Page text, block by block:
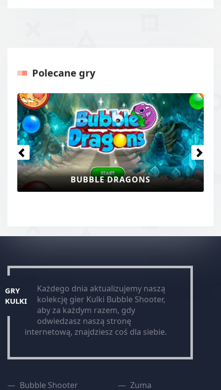
Polecane gry
BUBBLE DRAGONS
Poprzednie
GRY
KULKI
Każdego dnia aktualizujemy naszą
kolekcję gier Kulki Bubble Shooter,
aby za każdym razem, gdy
odwiedzasz naszą stronę
internetową, znajdziesz coś dla siebie.
Bubble Shooter Zuma